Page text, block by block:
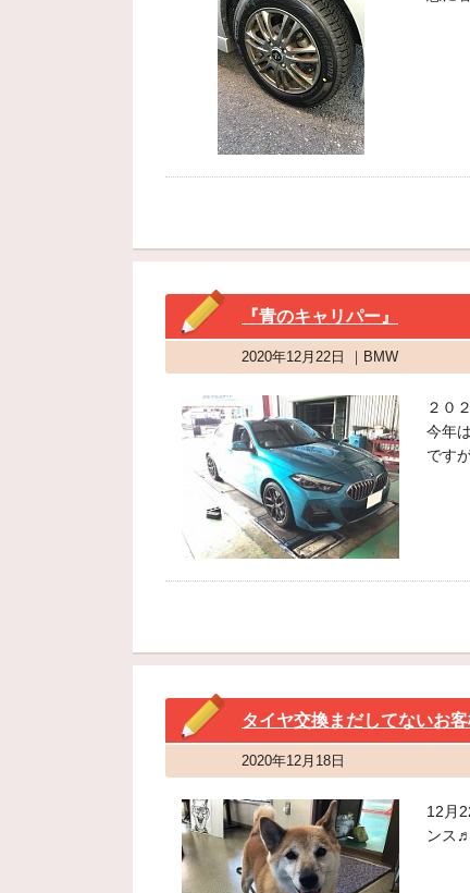
『青のキャリパー』
2020年12月22日 ｜BMW
２０
今年
です
タイヤ交換まだしてないお
2020年12月18日
12月
ンス♬